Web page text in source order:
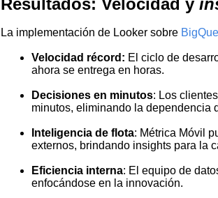
La implementación de Looker sobre
Velocidad récord: El ciclo de
ahora se entrega en horas.
Decisiones en minutos: Los
minutos, eliminando la dependencia
Inteligencia de flota: Métrica Móvil
externos, brindando insights para la
Eficiencia interna: El equipo de
enfocándose en la innovación.